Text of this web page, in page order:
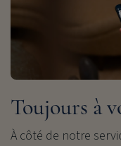
Toujours à
À côté de notre